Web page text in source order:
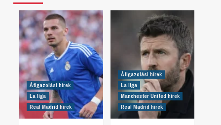
Átigazolási hírek
La liga
Real Madrid hírek
Átigazolási hírek
La liga
Manchester United hírek
Real Madrid hírek